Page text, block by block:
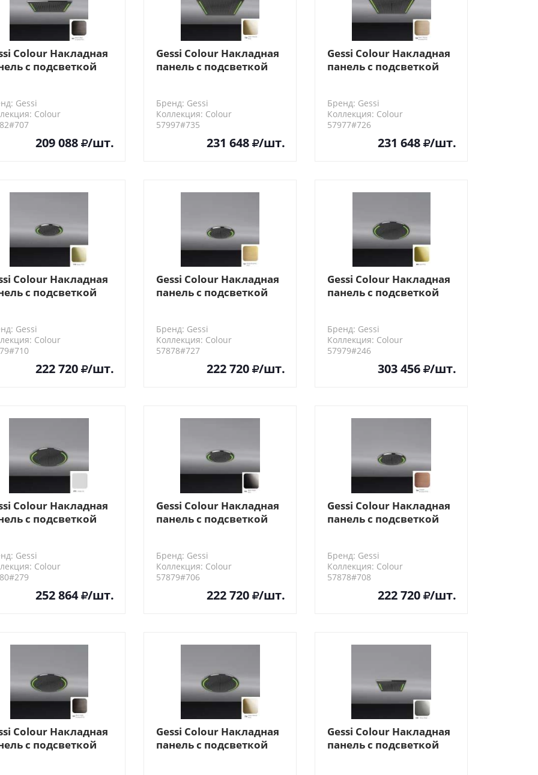
Colour Накладная
с подсветкой
Gessi
Colour
209 088 /шт.
Gessi Colour Накладная
панель с подсветкой
Бренд: Gessi
Коллекция: Colour
57997#735
231 648 /шт.
Gessi Colour Накладная
панель с подсветкой
Бренд: Gessi
Коллекция: Colour
57977#726
231 648 /шт.
Colour Накладная
с подсветкой
Gessi
Colour
222 720 /шт.
Gessi Colour Накладная
панель с подсветкой
Бренд: Gessi
Коллекция: Colour
57878#727
222 720 /шт.
Gessi Colour Накладная
панель с подсветкой
Бренд: Gessi
Коллекция: Colour
57979#246
303 456 /шт.
Colour Накладная
с подсветкой
Gessi
Colour
252 864 /шт.
Gessi Colour Накладная
панель с подсветкой
Бренд: Gessi
Коллекция: Colour
57879#706
222 720 /шт.
Gessi Colour Накладная
панель с подсветкой
Бренд: Gessi
Коллекция: Colour
57878#708
222 720 /шт.
Colour Накладная
с подсветкой
Gessi Colour Накладная
панель с подсветкой
Gessi Colour Накладная
панель с подсветкой